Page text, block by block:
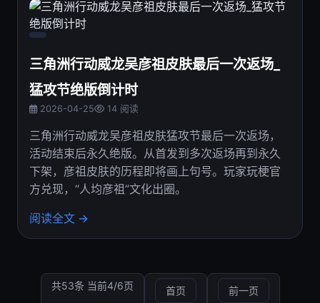
三角洲行动威龙吴彦祖皮肤最后一次返场_
猛攻节绝版倒计时
2026-04-25 14 阅读
三角洲行动威龙吴彦祖皮肤猛攻节最后一次返场，
活动结束后永久绝版。从首发到多次返场再到永久
下架，彦祖皮肤的历程即将画上句号。玩家玩梗官
方兑现，“人均彦祖”文化出圈。
阅读全文 →
共53条 当前4/6页 首页 前一页